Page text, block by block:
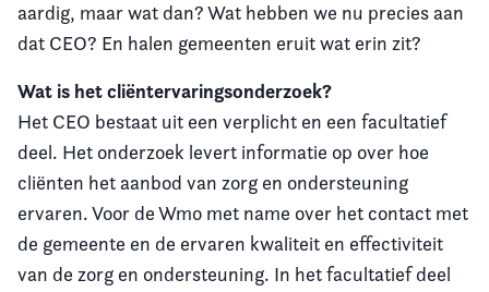
aardig, maar wat dan? Wat hebben we nu precies aan
dat CEO? En halen gemeenten eruit wat erin zit?
Wat is het cliëntervaringsonderzoek?
Het CEO bestaat uit een verplicht en een facultatief
deel. Het onderzoek levert informatie op over hoe
cliënten het aanbod van zorg en ondersteuning
ervaren. Voor de Wmo met name over het contact met
de gemeente en de ervaren kwaliteit en effectiviteit
van de zorg en ondersteuning. In het facultatief deel